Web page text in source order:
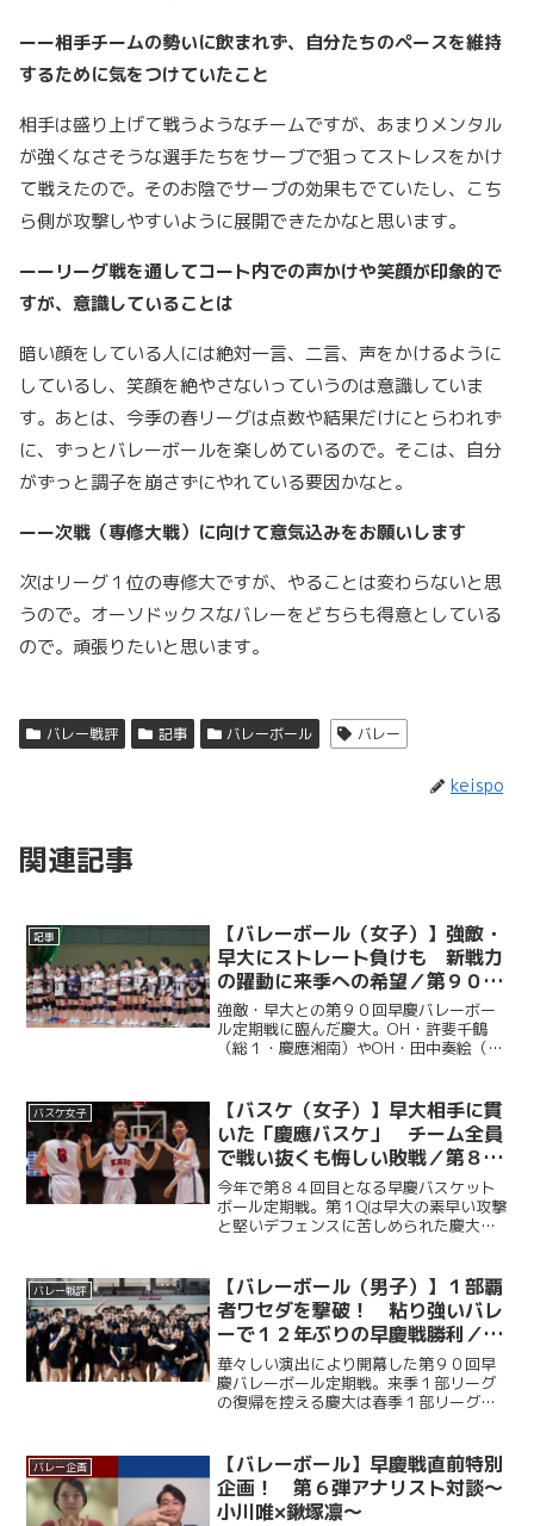
ーー相手チームの勢いに飲まれず、自分たちのペースを維持
するために気をつけていたこと
相手は盛り上げて戦うようなチームですが、あまりメンタル
が強くなさそうな選手たちをサーブで狙ってストレスをかけ
て戦えたので。そのお陰でサーブの効果もでていたし、こち
ら側が攻撃しやすいように展開できたかなと思います。
ーーリーグ戦を通してコート内での声かけや笑顔が印象的で
すが、意識していることは
暗い顔をしている人には絶対一言、二言、声をかけるように
しているし、笑顔を絶やさないっていうのは意識していま
す。あとは、今季の春リーグは点数や結果だけにとらわれず
に、ずっとバレーボールを楽しめているので。そこは、自分
がずっと調子を崩さずにやれている要因かなと。
ーー次戦（専修大戦）に向けて意気込みをお願いします
次はリーグ１位の専修大ですが、やることは変わらないと思
うので。オーソドックスなバレーをどちらも得意としている
ので。頑張りたいと思います。
バレー戦評 記事 バレーボール バレー
keispo
関連記事
記事
【バレーボール（女子）】強敵・
早大にストレート負けも 新戦力
の躍動に来季への希望／第９０回
早慶バレーボール定期戦
強敵・早大との第９０回早慶バレーボー
ル定期戦に臨んだ慶大。OH・許斐千鶴
（総１・慶應湘南）やOH・田中奏絵（文
た試合運びに苦しみ、セットカウント０
－３で敗れた。しかし、...
バスケ女子
【バスケ（女子）】早大相手に貫
いた「慶應バスケ」 チーム全員
で戦い抜くも悔しい敗戦／第８４
回早慶バスケットボール定期戦
今年で第８４回目となる早慶バスケット
ボール定期戦。第１Qは早大の素早い攻撃
と堅いデフェンスに苦しめられた慶大だ
を喫したものの、最後まで慶應らしい泥
臭いバスケを貫き、４...
バレー戦評
【バレーボール（男子）】１部覇
者ワセダを撃破！ 粘り強いバレ
ーで１２年ぶりの早慶戦勝利／第
９０回早慶バレーボール定期戦
華々しい演出により開幕した第９０回早
慶バレーボール定期戦。来季１部リーグ
の復帰を控える慶大は春季１部リーグ王
は中村玲央（総２・福大附大濠）が連続
得点を挙げるなど着実にリ...
バレー企画
【バレーボール】早慶戦直前特別
企画！ 第６弾アナリスト対談～
小川唯×鍬塚凛～